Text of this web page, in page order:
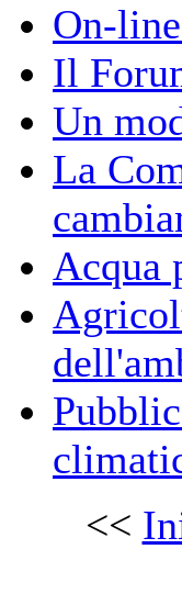
On-
Il
Un
La
Acqua
<<